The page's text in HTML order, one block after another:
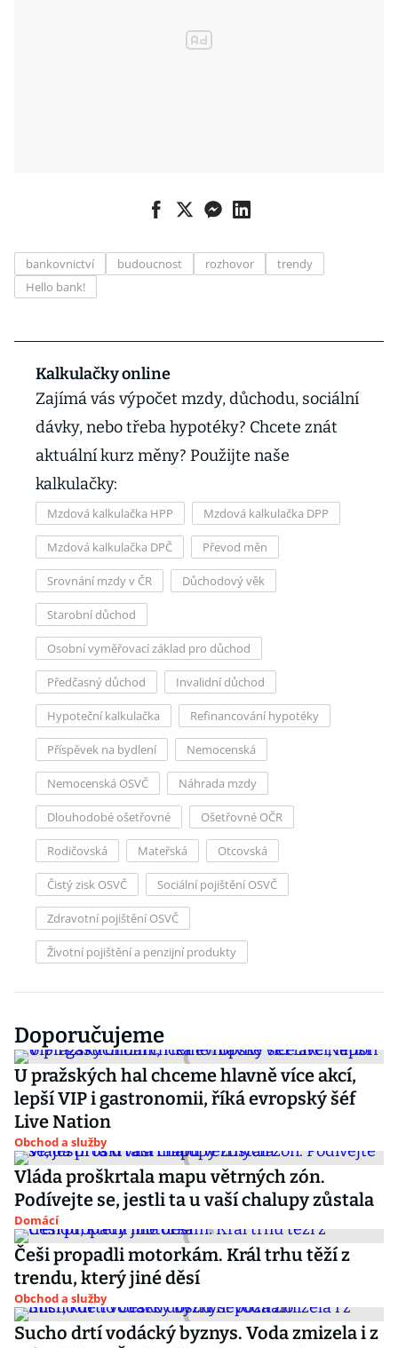
bankovnictví budoucnost rozhovor
trendy
Hello bank!
Kalkulačky online
Zajímá vás výpočet mzdy, důchodu, sociální
dávky, nebo třeba hypotéky? Chcete znát
aktuální kurz měny? Použijte naše
kalkulačky:
Mzdová kalkulačka HPP Mzdová kalkulačka DPP
Mzdová kalkulačka DPČ Převod měn
Srovnání mzdy v ČR Důchodový věk
Starobní důchod
Osobní vyměřovací základ pro důchod
Předčasný důchod Invalidní důchod
Hypoteční kalkulačka Refinancování hypotéky
Příspěvek na bydlení Nemocenská
Nemocenská OSVČ Náhrada mzdy
Dlouhodobé ošetřovné Ošetřovné OČR
Rodičovská Mateřská Otcovská
Čistý zisk OSVČ Sociální pojištění OSVČ
Zdravotní pojištění OSVČ
Životní pojištění a penzijní produkty
Doporučujeme
U pražských hal chceme hlavně více akcí,
lepší VIP i gastronomii, říká evropský šéf
Live Nation
Obchod a služby
Vláda proškrtala mapu větrných zón.
Podívejte se, jestli ta u vaší chalupy zůstala
Domácí
Češi propadli motorkám. Král trhu těží z
trendu, který jiné děsí
Obchod a služby
Sucho drtí vodácký byznys. Voda zmizela i z